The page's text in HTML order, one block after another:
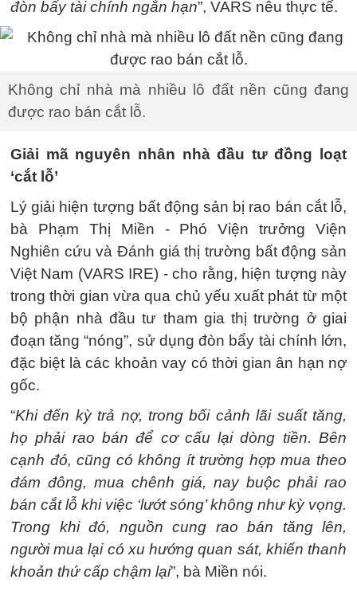
đòn bẩy tài chính ngắn hạn”, VARS nêu thực tế.
Không chỉ nhà mà nhiều lô đất nền cũng đang
được rao bán cắt lỗ.
Giải mã nguyên nhân nhà đầu tư đồng loạt
‘cắt lỗ’
Lý giải hiện tượng bất động sản bị rao bán cắt lỗ,
bà Phạm Thị Miền - Phó Viện trưởng Viện
Nghiên cứu và Đánh giá thị trường bất động sản
Việt Nam (VARS IRE) - cho rằng, hiện tượng này
trong thời gian vừa qua chủ yếu xuất phát từ một
bộ phận nhà đầu tư tham gia thị trường ở giai
đoạn tăng “nóng”, sử dụng đòn bẩy tài chính lớn,
đặc biệt là các khoản vay có thời gian ân hạn nợ
gốc.
“Khi đến kỳ trả nợ, trong bối cảnh lãi suất tăng,
họ phải rao bán để cơ cấu lại dòng tiền. Bên
cạnh đó, cũng có không ít trường hợp mua theo
đám đông, mua chênh giá, nay buộc phải rao
bán cắt lỗ khi việc ‘lướt sóng’ không như kỳ vọng.
Trong khi đó, nguồn cung rao bán tăng lên,
người mua lại có xu hướng quan sát, khiến thanh
khoản thứ cấp chậm lại”, bà Miền nói.